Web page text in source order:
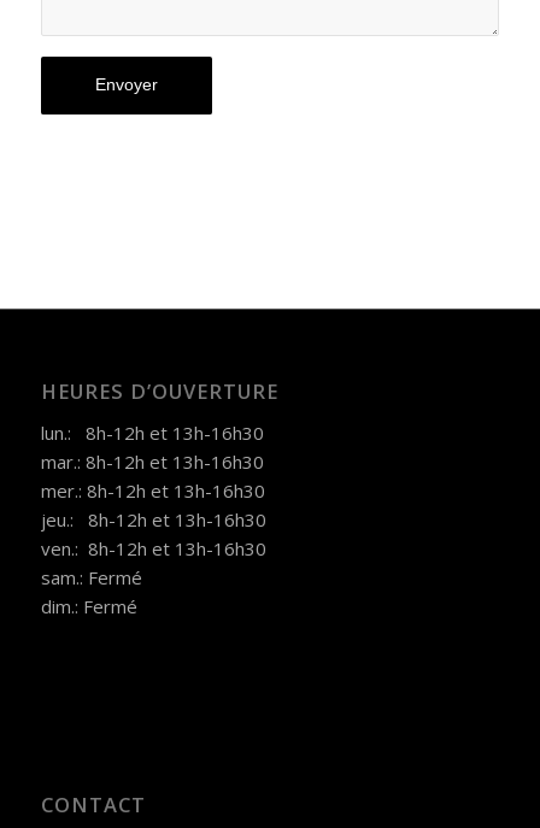
HEURES D’OUVERTURE
lun.: 8h-12h et 13h-16h30
mar.: 8h-12h et 13h-16h30
mer.: 8h-12h et 13h-16h30
jeu.: 8h-12h et 13h-16h30
ven.: 8h-12h et 13h-16h30
sam.: Fermé
dim.: Fermé
CONTACT